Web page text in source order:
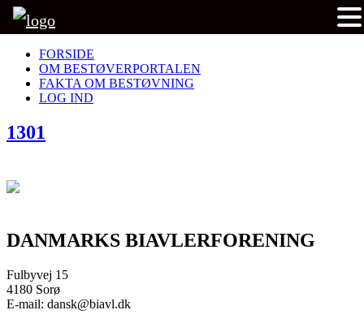
FORSIDE
OM BESTØVERPORTALEN
FAKTA OM BESTØVNING
LOG IND
1301
DANMARKS BIAVLERFORENING
Fulbyvej 15
4180 Sorø
E-mail: dansk@biavl.dk